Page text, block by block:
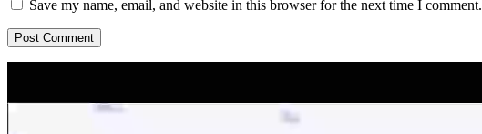
Save my name, email, and website in this browser for the next time I comment.